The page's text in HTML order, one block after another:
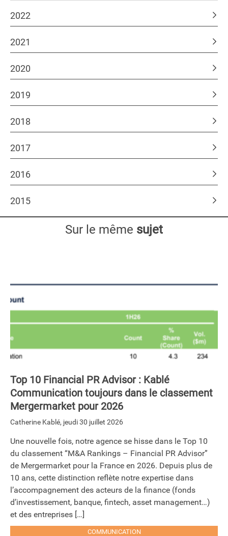
2022
2021
2020
2019
2018
2017
2016
2015
Sur le même sujet
Top 10 Financial PR Advisor : Kablé
Communication toujours dans le classement
Mergermarket pour 2026
Catherine Kablé, jeudi 30 juillet 2026
Une nouvelle fois, notre agence se hisse dans le Top 10
du classement “M&A Rankings – Financial PR Advisor”
de Mergermarket pour la France en 2026. Depuis plus de
10 ans, cette distinction reflète notre expertise dans
l’accompagnement des acteurs de la finance (fonds
d’investissement, banque, fintech, asset management…)
et des entreprises […]
COMMUNICATION